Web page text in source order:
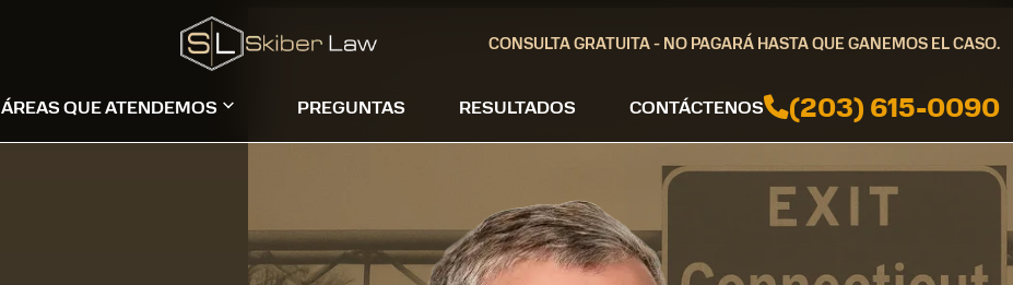
CONSULTA GRATUITA - NO PAGARÁ HASTA QUE GANEMOS EL CASO.
ÁREAS QUE ATENDEMOS PREGUNTAS RESULTADOS CONTÁCTENOS (203) 615-0090